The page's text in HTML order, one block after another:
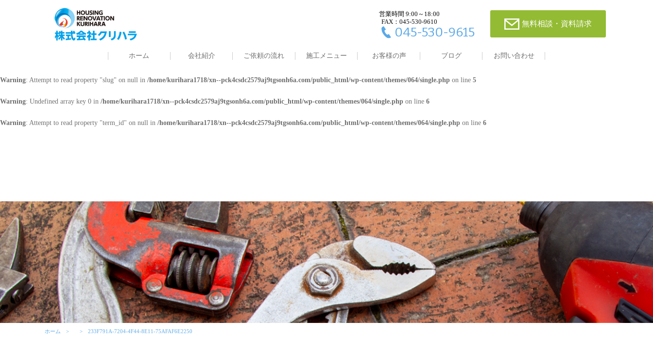
営業時間 9:00～18:00
FAX：045-530-9610
045-530-9615
無料相談・資料請求
ホーム 会社紹介 ご依頼の流れ 施工メニュー お客様の声 ブログ お問い合わせ
: Undefined array key 0 in/home/kurihara1718/xn--pck4csdc2579aj9tgsonh6a.com/public_html/wp-content/themes/064/single.phpon line4
: Attempt to read property "cat_name" on null in /home/kurihara1718/xn--pck4csdc2579aj9tgsonh6a.com/public_html/wp-content/themes/064/single.phpon line 4
/home/kurihara1718/xn--pck4csdc2579aj9tgsonh6a.com/public_html/wp-content/themes/064/single.phpon line
Warning: Attempt to read property "slug" on null in /home/kurihara1718/xn--pck4csdc2579aj9tgsonh6a.com/public_html/wp-content/themes/064/single.php on line 5
Warning: Undefined array key 0 in /home/kurihara1718/xn--pck4csdc2579aj9tgsonh6a.com/public_html/wp-content/themes/064/single.php on line 6
Warning: Attempt to read property "term_id" on null in /home/kurihara1718/xn--pck4csdc2579aj9tgsonh6a.com/public_html/wp-content/themes/064/single.php on line 6
ホーム 233F791A-7204-4F44-8E11-75AFAF6E2250